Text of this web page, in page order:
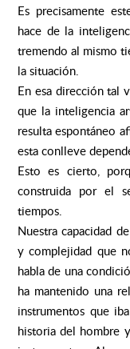
Es precisamente
hace de la
tremendo al mismo
la situación.
En esa dirección tal
que la inteligencia
resulta espontáneo
esta conlleve
Esto es cierto,
construida por el
tiempos.
Nuestra capacidad
y complejidad que
habla de una
ha mantenido una
instrumentos que
historia del hombre